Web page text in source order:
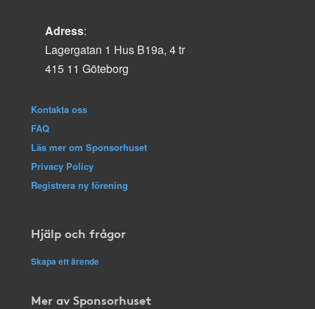
Adress:
Lagergatan 1 Hus B19a, 4 tr
415 11 Göteborg
Kontakta oss
FAQ
Läs mer om Sponsorhuset
Privacy Policy
Registrera ny förening
Hjälp och frågor
Skapa ett ärende
Mer av Sponsorhuset